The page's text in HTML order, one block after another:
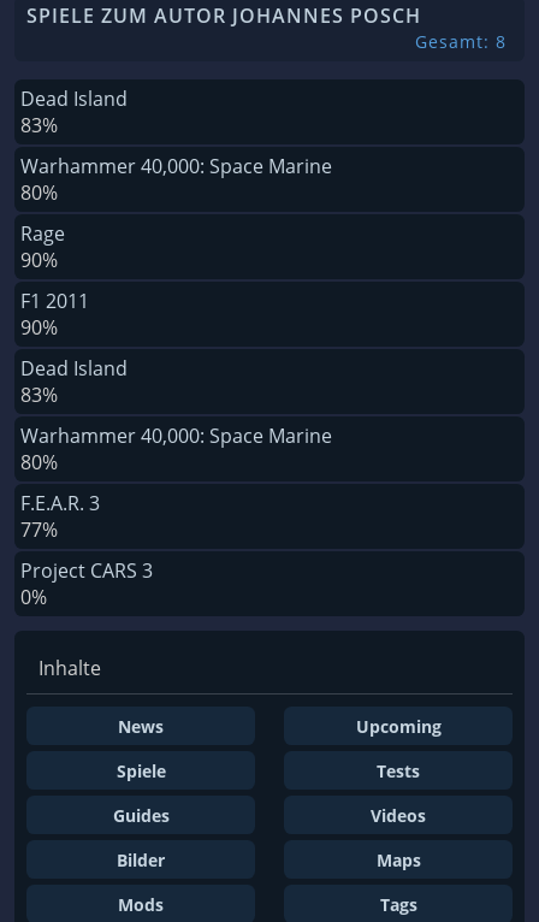
SPIELE ZUM AUTOR JOHANNES POSCH
Gesamt: 8
Dead Island
83%
Warhammer 40,000: Space Marine
80%
Rage
90%
F1 2011
90%
Dead Island
83%
Warhammer 40,000: Space Marine
80%
F.E.A.R. 3
77%
Project CARS 3
0%
Inhalte
News
Upcoming
Spiele
Tests
Guides
Videos
Bilder
Maps
Mods
Tags